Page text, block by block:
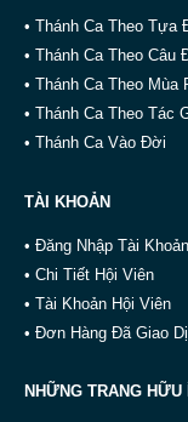
• Thánh Ca Theo Tựa
• Thánh Ca Theo Câu
• Thánh Ca Theo Mùa
• Thánh Ca Theo Tác
• Thánh Ca Vào Đời
TÀI KHOẢN
• Đăng Nhập Tài Khoản
• Chi Tiết Hội Viên
• Tài Khoản Hội Viên
• Đơn Hàng Đã Giao
NHỮNG TRANG HỮU